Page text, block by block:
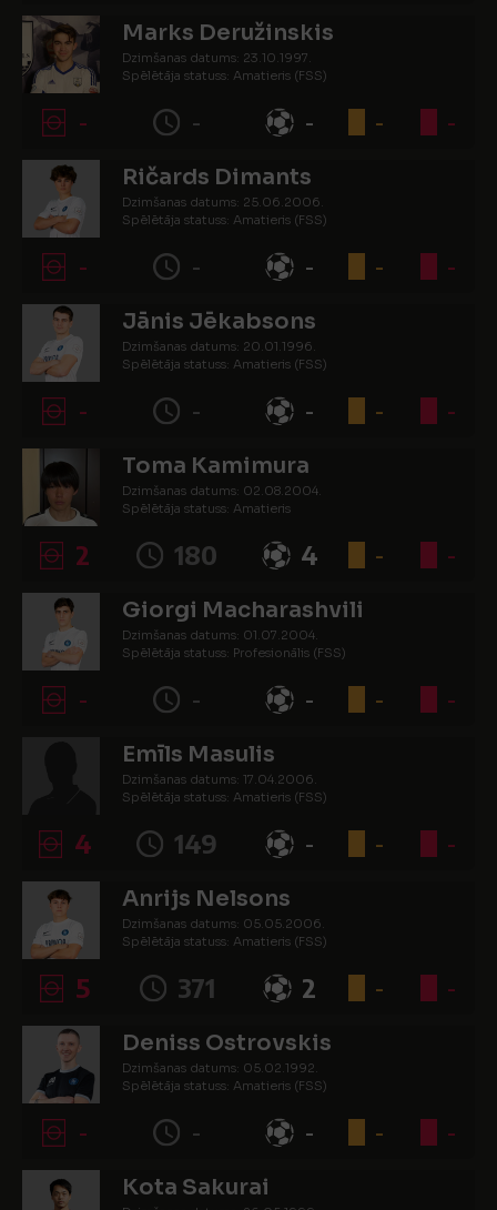
Marks Deružinskis
Dzimšanas datums: 23.10.1997.
Spēlētāja statuss: Amatieris (FSS)
- - - - -
Ričards Dimants
Dzimšanas datums: 25.06.2006.
Spēlētāja statuss: Amatieris (FSS)
- - - - -
Jānis Jēkabsons
Dzimšanas datums: 20.01.1996.
Spēlētāja statuss: Amatieris (FSS)
- - - - -
Toma Kamimura
Dzimšanas datums: 02.08.2004.
Spēlētāja statuss: Amatieris
2 180 4 - -
Giorgi Macharashvili
Dzimšanas datums: 01.07.2004.
Spēlētāja statuss: Profesionālis (FSS)
- - - - -
Emīls Masulis
Dzimšanas datums: 17.04.2006.
Spēlētāja statuss: Amatieris (FSS)
4 149 - - -
Anrijs Nelsons
Dzimšanas datums: 05.05.2006.
Spēlētāja statuss: Amatieris (FSS)
5 371 2 - -
Deniss Ostrovskis
Dzimšanas datums: 05.02.1992.
Spēlētāja statuss: Amatieris (FSS)
- - - - -
Kota Sakurai